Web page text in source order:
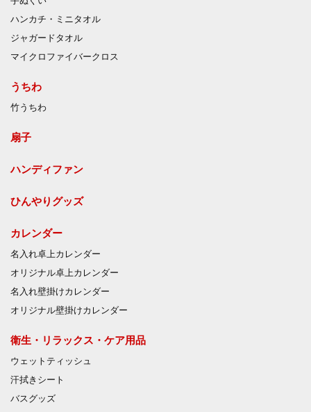
ハンカチ・ミニタオル
ジャガードタオル
マイクロファイバークロス
うちわ
竹うちわ
扇子
ハンディファン
ひんやりグッズ
カレンダー
名入れ卓上カレンダー
オリジナル卓上カレンダー
名入れ壁掛けカレンダー
オリジナル壁掛けカレンダー
衛生・リラックス・ケア用品
ウェットティッシュ
汗拭きシート
バスグッズ